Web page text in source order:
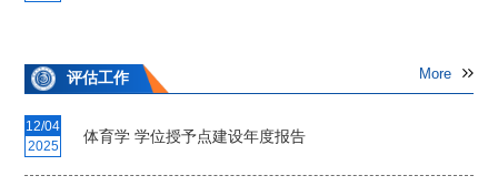
评估工作 More
12/04
2025
体育学 学位授予点建设年度报告